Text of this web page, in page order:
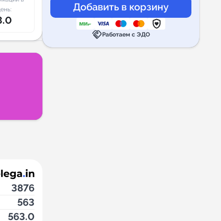
3876
563
563.0
handshakeРаботаем с ЭДО